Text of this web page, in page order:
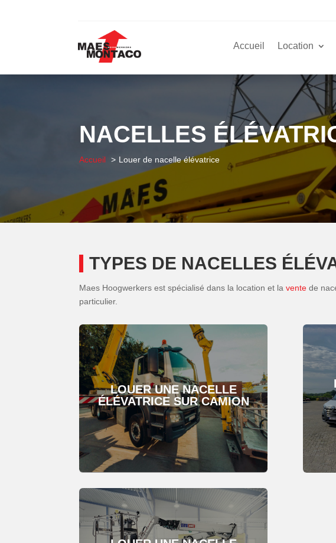
Accueil Location
NACELLES
Accueil Louer de nacelle élévatrice
TYPES DE NACELLES
Maes Hoogwerkers est spécialisé dans la location et lavente de
particulier.
LOUER UNE NACELLE
ÉLÉVATRICE SUR CAMION